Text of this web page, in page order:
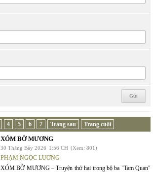
4 5 6 7 Trang sau Trang cuối
XÓM BỜ MƯƠNG
30 Tháng Bảy 2026 1:56 CH (Xem: 801)
PHẠM NGỌC LƯƠNG
XÓM BỜ MƯƠNG – Truyện thứ hai trong bộ ba "Tam Quan"